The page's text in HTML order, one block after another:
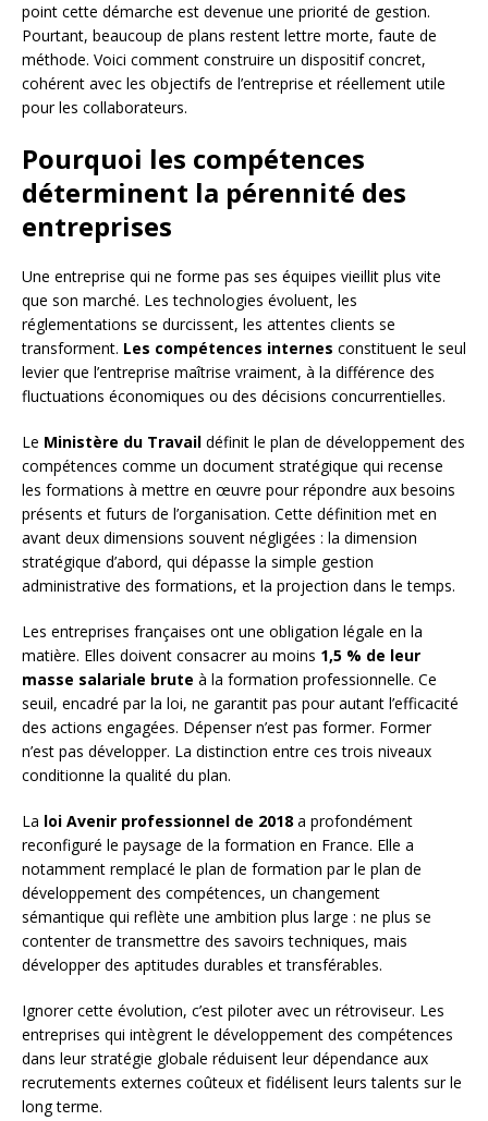
point cette démarche est devenue une priorité de gestion.
Pourtant, beaucoup de plans restent lettre morte, faute de
méthode. Voici comment construire un dispositif concret,
cohérent avec les objectifs de l’entreprise et réellement utile
pour les collaborateurs.
Pourquoi les compétences
déterminent la pérennité des
entreprises
Une entreprise qui ne forme pas ses équipes vieillit plus vite
que son marché. Les technologies évoluent, les
réglementations se durcissent, les attentes clients se
transforment. Les compétences internes constituent le seul
levier que l’entreprise maîtrise vraiment, à la différence des
fluctuations économiques ou des décisions concurrentielles.
Le Ministère du Travail définit le plan de développement des
compétences comme un document stratégique qui recense
les formations à mettre en œuvre pour répondre aux besoins
présents et futurs de l’organisation. Cette définition met en
avant deux dimensions souvent négligées : la dimension
stratégique d’abord, qui dépasse la simple gestion
administrative des formations, et la projection dans le temps.
Les entreprises françaises ont une obligation légale en la
matière. Elles doivent consacrer au moins 1,5 % de leur
masse salariale brute à la formation professionnelle. Ce
seuil, encadré par la loi, ne garantit pas pour autant l’efficacité
des actions engagées. Dépenser n’est pas former. Former
n’est pas développer. La distinction entre ces trois niveaux
conditionne la qualité du plan.
La loi Avenir professionnel de 2018 a profondément
reconfiguré le paysage de la formation en France. Elle a
notamment remplacé le plan de formation par le plan de
développement des compétences, un changement
sémantique qui reflète une ambition plus large : ne plus se
contenter de transmettre des savoirs techniques, mais
développer des aptitudes durables et transférables.
Ignorer cette évolution, c’est piloter avec un rétroviseur. Les
entreprises qui intègrent le développement des compétences
dans leur stratégie globale réduisent leur dépendance aux
recrutements externes coûteux et fidélisent leurs talents sur le
long terme.